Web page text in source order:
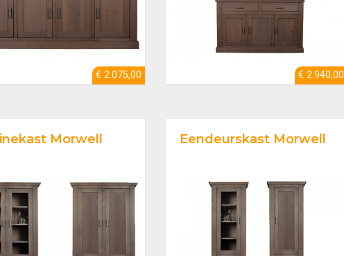
€ 2.075,00 € 2.940,00
Morwell Eendeurskast Morwell